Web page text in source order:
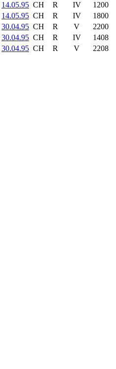
14.05.95 CH R IV 1200
14.05.95 CH R IV 1800
30.04.95 CH R V 2200
30.04.95 CH R IV 1408
30.04.95 CH R V 2208